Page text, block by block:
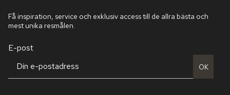
Få inspiration, service och exklusiv access till de allra bästa och
mest unika resmålen.
E-post
OK